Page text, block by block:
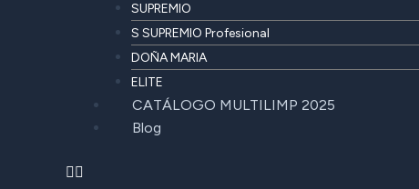
SUPREMIO
S SUPREMIO Profesional
DOÑA MARIA
ELITE
CATÁLOGO MULTILIMP 2025
Blog